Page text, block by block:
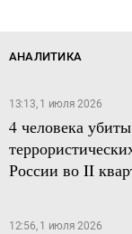
АНАЛИТИКА
13:13, 1 июля 2026
4 человека
России во II
12:56, 1 июля 2026